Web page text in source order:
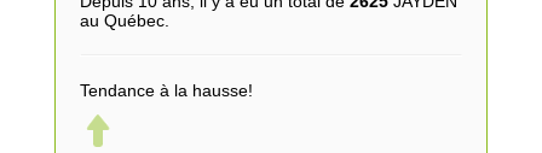
au Québec.
Tendance à la hausse!